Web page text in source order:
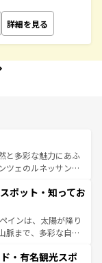
詳細を見る
と多彩な魅力にあふ
ツェのルネッサンス
アマルフィ海岸の絶
合間には、本場の
理を堪能することも
すべての瞬間を楽し
ツ一覧を参照してほ
ポット・知ってお
インは、太陽が降り
脈まで、多彩な自然
ラメンコ、熱気あふ
・有名観光スポ